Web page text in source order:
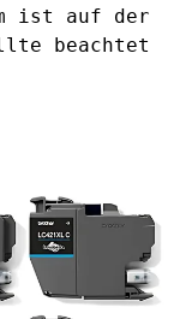
ist auf der
beachtet